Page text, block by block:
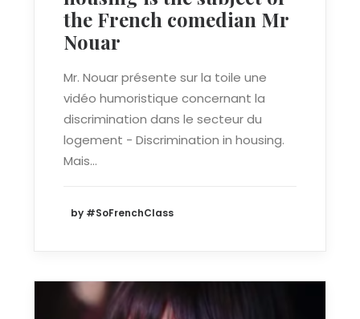
the French comedian Mr
Nouar
Mr. Nouar présente sur la toile une
vidéo humoristique concernant la
discrimination dans le secteur du
logement - Discrimination in housing.
Mais…
by #SoFrenchClass